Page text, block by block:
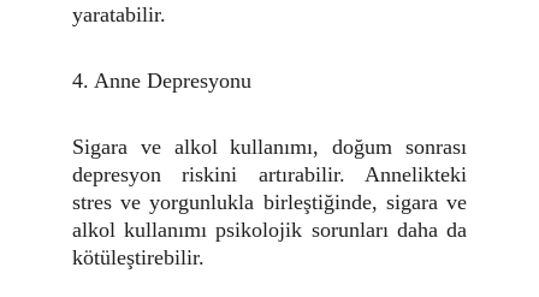
yaratabilir.
4. Anne Depresyonu
Sigara ve alkol kullanımı, doğum sonrası
depresyon riskini artırabilir. Annelikteki
stres ve yorgunlukla birleştiğinde, sigara ve
alkol kullanımı psikolojik sorunları daha da
kötüleştirebilir.